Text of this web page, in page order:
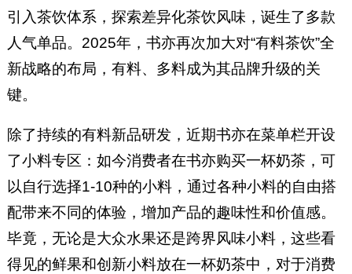
引入茶饮体系，探索差异化茶饮风味，诞生了多款
人气单品。2025年，书亦再次加大对“有料茶饮”全
新战略的布局，有料、多料成为其品牌升级的关
键。
除了持续的有料新品研发，近期书亦在菜单栏开设
了小料专区：如今消费者在书亦购买一杯奶茶，可
以自行选择1-10种的小料，通过各种小料的自由搭
配带来不同的体验，增加产品的趣味性和价值感。
毕竟，无论是大众水果还是跨界风味小料，这些看
得见的鲜果和创新小料放在一杯奶茶中，对于消费